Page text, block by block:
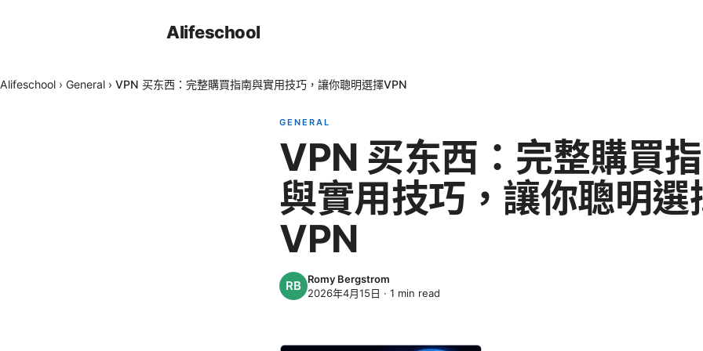
Alifeschool
Alifeschool › General › VPN 买东西：完整購買指南與實用技巧，讓你聰明選擇VPN
GENERAL
VPN 买东西：完整購買
與實用技巧，讓你聰明選
VPN
Romy Bergstrom
2026年4月15日 · 1 min read